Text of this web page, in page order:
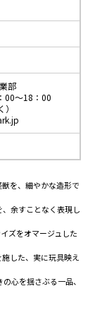
部
00～18：00
を、細やかな造形で
余すことなく表現し
ズをオマージュした
した、実に玩具映え
心を揺さぶる一品、